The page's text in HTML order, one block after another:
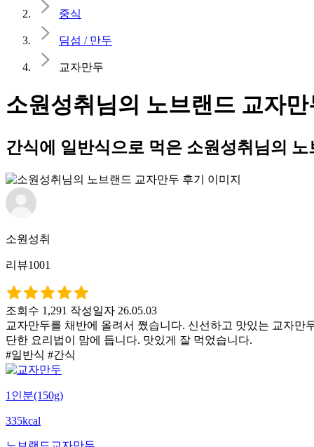
중식
딤섬 / 만두
교자만두
소원성취님의 노브랜드 교자
간식에 일반식으로 먹은 소원성취님의
소원성취
리뷰1001
조회수 1,291 작성일자 26.05.03
교자만두를 채반에 올려서 쪘습니다. 신선하고 맛있는 교자
단한 요리법이 맘에 듭니다. 맛있게 잘 먹었습니다.
#일반식 #간식
1인분(150g)
335kcal